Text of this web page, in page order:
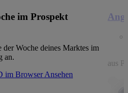
im Prospekt
der Woche deines Marktes im
an.
im BrowserAnsehen
aus